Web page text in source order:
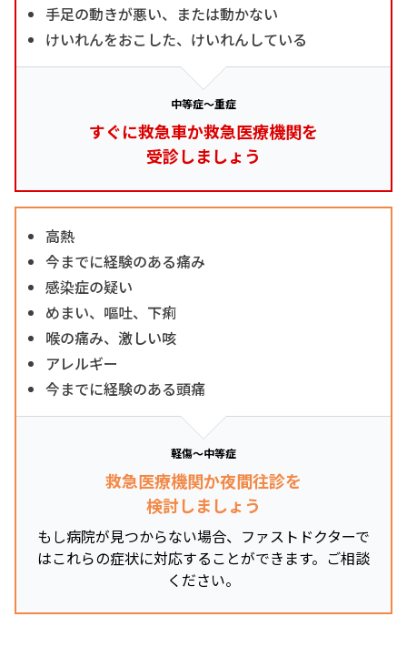
手足の動きが悪い、または動かない
けいれんをおこした、けいれんしている
中等症～重症
すぐに救急車か救急医療機関を
受診しましょう
高熱
今までに経験のある痛み
感染症の疑い
めまい、嘔吐、下痢
喉の痛み、激しい咳
アレルギー
今までに経験のある頭痛
軽傷～中等症
救急医療機関か夜間往診を
検討しましょう
もし病院が見つからない場合、ファストドクターで
はこれらの症状に対応することができます。ご相談
ください。